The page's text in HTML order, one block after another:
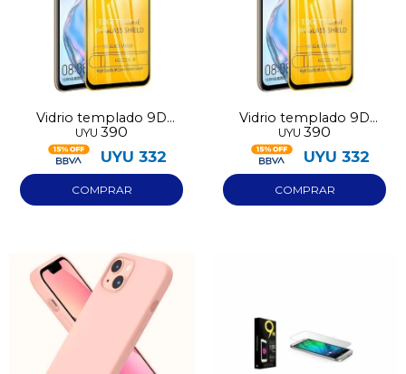
Vidrio templado 9D
Iphone 17 Air
UYU 390
UYU 332
Vidrio templado 9D
Iphone 16 Pro Max
UYU 390
UYU 332